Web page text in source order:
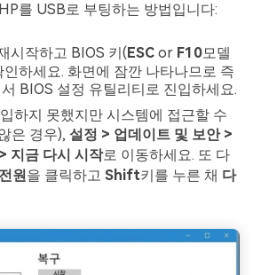
를 USB로 부팅하는 방법입니다:
시작하고 BIOS 키(ESC or F10모델
하세요. 화면에 잠깐 나타나므로 즉
BIOS 설정 유틸리티로 진입하세요.
하지 못했지만 시스템에 접근할 수
은 경우), 설정 > 업데이트 및 보안 >
지금 다시 시작로 이동하세요. 또 다
원을 클릭하고 Shift키를 누른 채 다